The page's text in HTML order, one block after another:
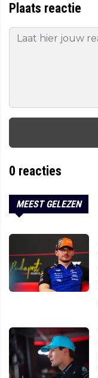
Plaats reactie
0 reacties
MEEST GELEZEN